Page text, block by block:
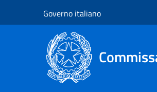
Governo italiano